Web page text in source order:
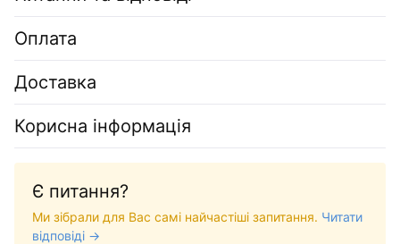
Оплата
Доставка
Корисна інформація
Є питання?
Ми зібрали для Вас самі найчастіші запитання. Читати
відповіді →